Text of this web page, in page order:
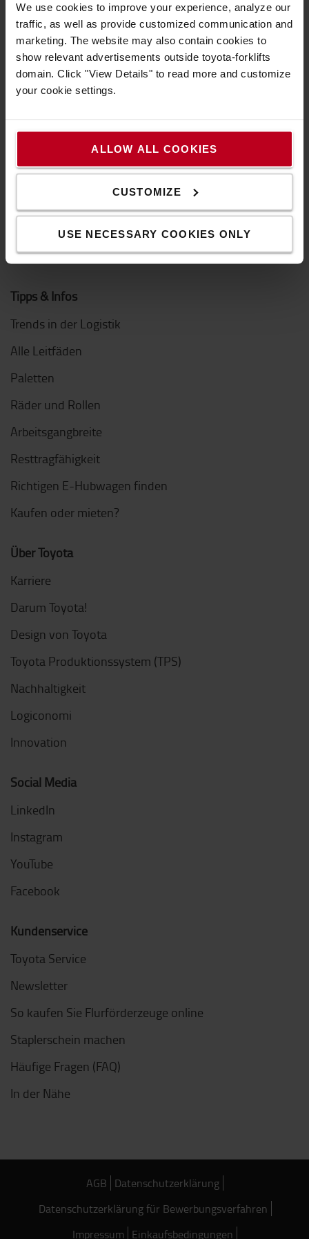
We use cookies to improve your experience, analyze our
traffic, as well as provide customized communication and
marketing. The website may also contain cookies to
show relevant advertisements outside toyota-forklifts
domain. Click "View Details" to read more and customize
your cookie settings.
ALLOW ALL COOKIES
CUSTOMIZE
USE NECESSARY COOKIES ONLY
Gas/Diesel-Gabelstapler
Mietstapler
Gebrauchtstapler
Handhubwagen
Elektro-Hochhubwagen
Schubmaststapler
Automatisierte Flurförderzeuge
Regalsysteme
Tipps & Infos
Trends in der Logistik
Alle Leitfäden
Paletten
Räder und Rollen
Arbeitsgangbreite
Resttragfähigkeit
Richtigen E-Hubwagen finden
Kaufen oder mieten?
Über Toyota
Karriere
Darum Toyota!
Design von Toyota
Toyota Produktionssystem (TPS)
Nachhaltigkeit
Logiconomi
Innovation
Social Media
LinkedIn
Instagram
YouTube
Facebook
Kundenservice
Toyota Service
Newsletter
So kaufen Sie Flurförderzeuge online
Staplerschein machen
Häufige Fragen (FAQ)
In der Nähe
AGB Datenschutzerklärung
Datenschutzerklärung für Bewerbungsverfahren
Impressum Einkaufsbedingungen